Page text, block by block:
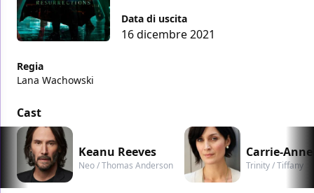
Data di uscita
16 dicembre 2021
Regia
Lana Wachowski
Cast
Keanu Reeves
Neo / Thomas Anderson
Carrie-
Trinity / Tiffany